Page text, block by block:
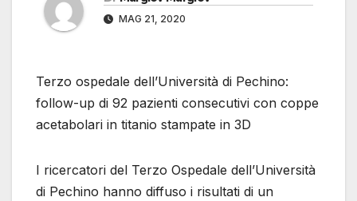
MAG 21, 2020
Terzo ospedale dell’Università di Pechino:
follow-up di 92 pazienti consecutivi con coppe
acetabolari in titanio stampate in 3D
I ricercatori del Terzo Ospedale dell’Università
di Pechino hanno diffuso i risultati di un